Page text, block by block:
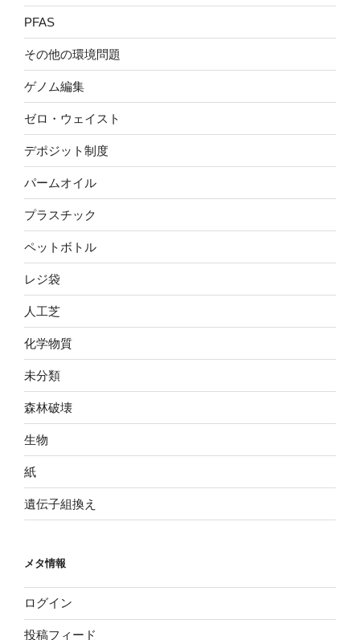
PFAS
その他の環境問題
ゲノム編集
ゼロ・ウェイスト
デポジット制度
パームオイル
プラスチック
ペットボトル
レジ袋
人工芝
化学物質
未分類
森林破壊
生物
紙
遺伝子組換え
メタ情報
ログイン
投稿フィード